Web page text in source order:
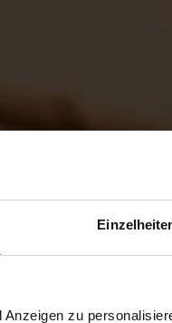
zu